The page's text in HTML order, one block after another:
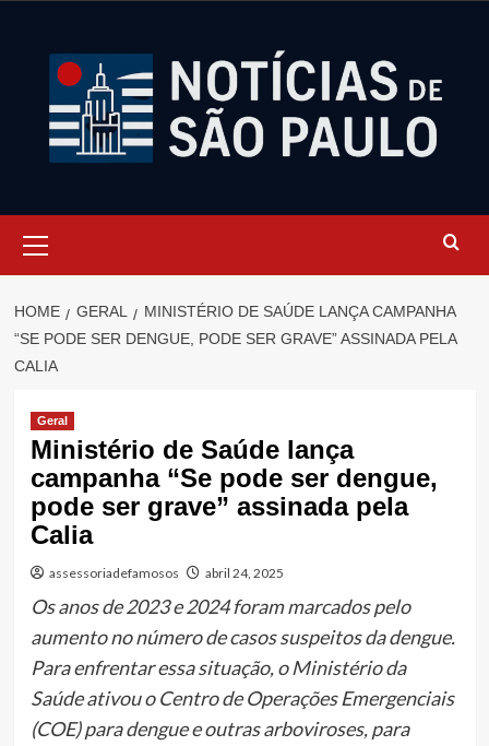
Menu
HOME GERAL
MINISTÉRIO DE SAÚDE LANÇA CAMPANHA
“SE PODE SER DENGUE, PODE SER GRAVE” ASSINADA PELA
CALIA
Geral
Ministério de Saúde lança
campanha “Se pode ser dengue,
pode ser grave” assinada pela
Calia
assessoriadefamosos abril 24, 2025
Os anos de 2023 e 2024 foram marcados pelo
aumento no número de casos suspeitos da dengue.
Para enfrentar essa situação, o Ministério da
Saúde ativou o Centro de Operações Emergenciais
(COE) para dengue e outras arboviroses, para